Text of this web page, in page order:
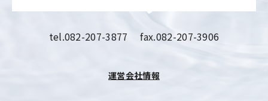
tel.082-207-3877 fax.082-207-3906
運営会社情報